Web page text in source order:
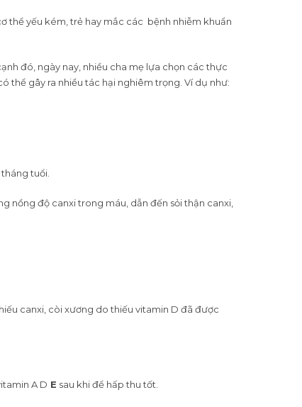
thể yếu kém, trẻ hay mắc các bệnh nhiễm khuẩn
đó, ngày nay, nhiều cha mẹ lựa chọn các thực
thể gây ra nhiều tác hại nghiêm trọng. Ví dụ như:
tuổi.
nồng độ canxi trong máu, dẫn đến sỏi thận canxi,
canxi, còi xương do thiếu vitamin D đã được
A D E sau khi để hấp thu tốt.